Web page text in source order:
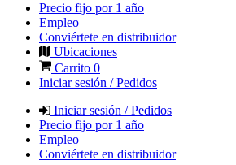
Precio fijo por 1 año
Empleo
Conviértete en distribuidor
Ubicaciones
Carrito 0
Iniciar sesión / Pedidos
Iniciar sesión / Pedidos
Precio fijo por 1 año
Empleo
Conviértete en distribuidor